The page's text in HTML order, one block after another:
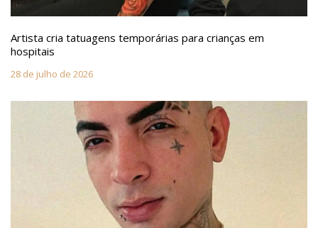
Artista cria tatuagens temporárias para crianças em
hospitais
28 de julho de 2026